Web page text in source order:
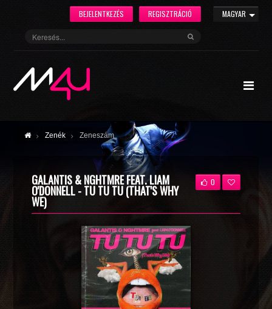
MAGYAR
REGISZTRÁCIÓ
BEJELENTKEZÉS
Zenék Zeneszám
GALANTIS & NGHTMRE FEAT. LIAM
O'DONNELL - TU TU TU (THAT'S WHY
WE)
0